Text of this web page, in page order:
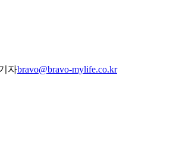
자bravo@bravo-mylife.co.kr